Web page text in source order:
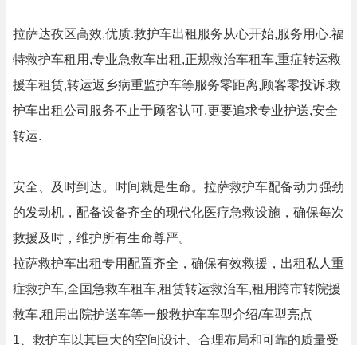
拉萨达孜区高效,优质.救护车出租服务从心开始,服务用心.福
特救护车租用,专业急救车出租,正规救治车租车,重症转运救
援车租赁,转运返乡病重监护车等服务零距离,顾客零投诉.救
护车出租公司服务不止于顾客认可,更要追求专业护送,安全
转运.
安全、及时到达。时间就是生命。拉萨救护车配备动力强劲
的发动机，配备设备齐全的现代化医疗急救设施，确保每次
救援及时，维护所有生命尊严。
拉萨救护车出租专用配置齐全，确保有效救援，出租私人重
症救护车,全国急救车租车,租赁转运救治车,租用跨市转院援
救车,租用出院护送车等一般救护车车型介绍/车型亮点
1、救护车以其巨大的空间设计、合理布局和可靠的质量受